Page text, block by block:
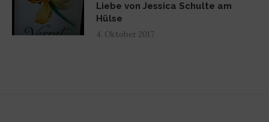
Liebe von Jessica Schulte am
Hülse
4. Oktober 2017